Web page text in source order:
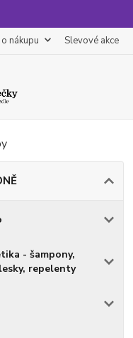
nákupu Slevové akce
- šampony,
repelenty